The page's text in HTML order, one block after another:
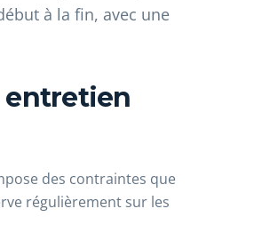
à la fin, avec une
entretien
des contraintes que
régulièrement sur les